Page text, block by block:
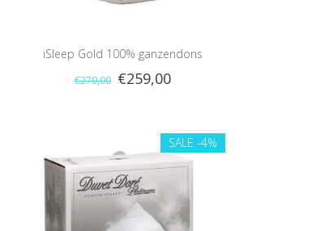
iSleep Gold 100% ganzendons
(warmteklasse 2)
€279,00 €259,00
SALE -4%